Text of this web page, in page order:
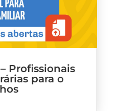
Profissionais
para o